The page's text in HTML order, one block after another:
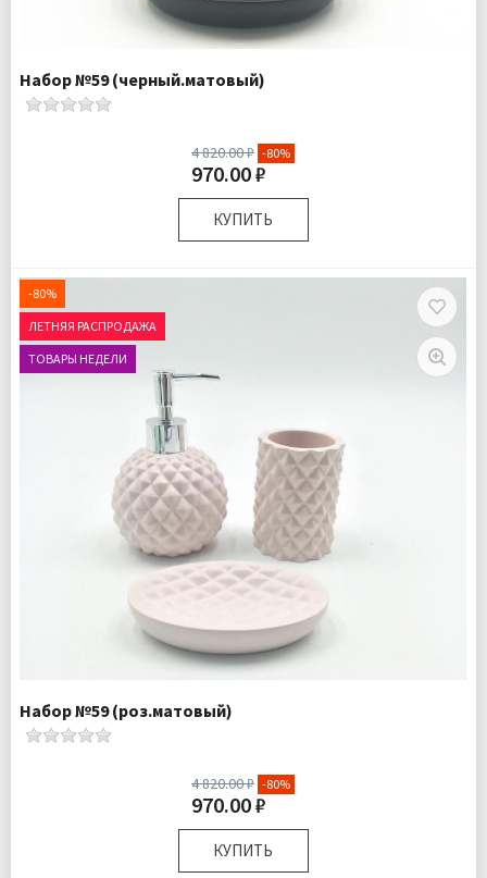
Набор №59 (черный.матовый)
4 820.00 ₽ -80%
970.00 ₽
КУПИТЬ
Стаканчик для зубных щеток 1 шт
Мыльница для твердого мыла 1 шт
Доставка:
Подробнее
-80%
ЛЕТНЯЯ РАСПРОДАЖА
ТОВАРЫ НЕДЕЛИ
Набор №59 (роз.матовый)
4 820.00 ₽ -80%
970.00 ₽
КУПИТЬ